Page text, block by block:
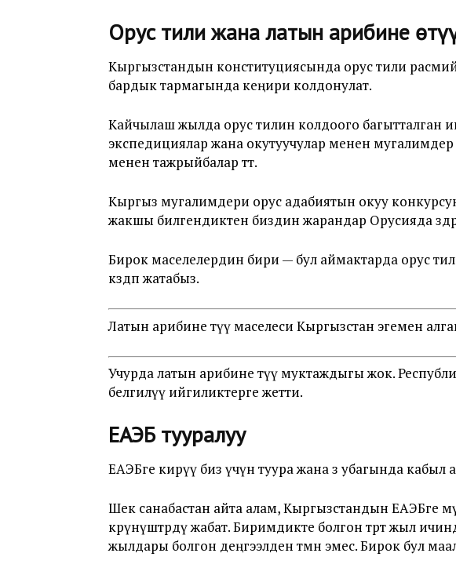
Орус тили жана латын арибине
Кыргызстандын конституциясында орус тили
бардык тармагында кеңири колдонулат.
Кайчылаш жылда орус тилин колдоого багытталган
экспедициялар жана окутуучулар менен
менен тажрыйбалар өтөт.
Кыргыз мугалимдери орус адабиятын окуу
жакшы билгендиктен биздин жарандар Орусияда
Бирок маселелердин бири — бул аймактарда орус
көздөп жатабыз.
Латын арибине өтүү маселеси Кыргызстан эгемен алган
Учурда латын арибине өтүү муктаждыгы жок.
белгилүү ийгиликтерге жетти.
ЕАЭБ тууралуу
ЕАЭБге кирүү биз үчүн туура жана өз убагында кабыл
Шек санабастан айта алам, Кыргызстандын ЕАЭБге
көрүнүштөрдү жабат. Биримдикте болгон төрт жыл
жылдары болгон деңгээлден төмөн эмес. Бирок бул